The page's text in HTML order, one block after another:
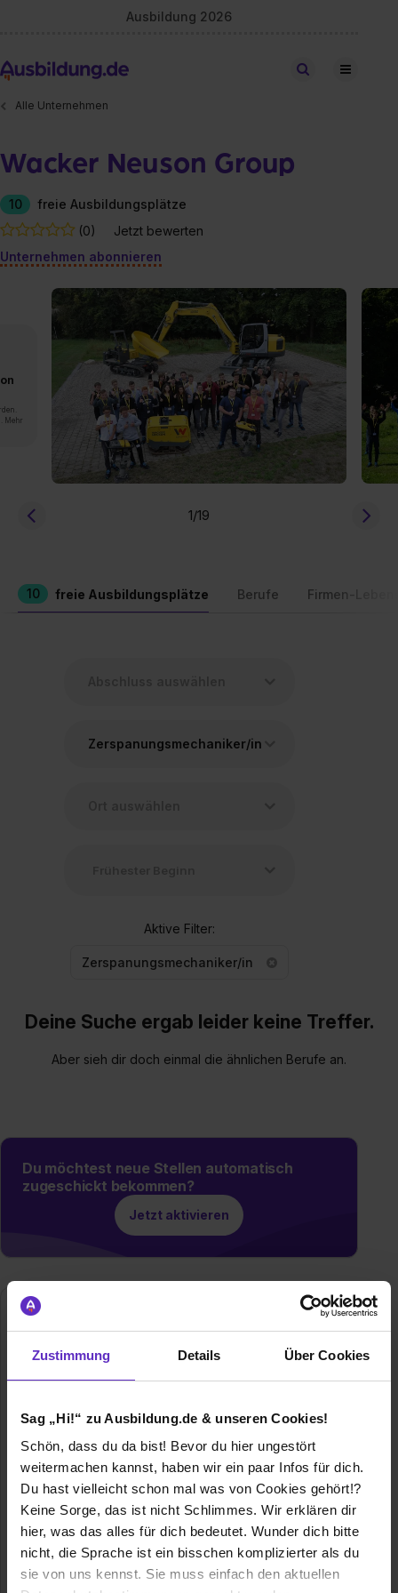
Zustimmung Details Über Cookies
Sag „Hi!“ zu Ausbildung.de & unseren Cookies!
Schön, dass du da bist! Bevor du hier ungestört
weitermachen kannst, haben wir ein paar Infos für dich.
Du hast vielleicht schon mal was von Cookies gehört!?
Keine Sorge, das ist nicht Schlimmes. Wir erklären dir
hier, was das alles für dich bedeutet. Wunder dich bitte
nicht, die Sprache ist ein bisschen komplizierter als du
sie von uns kennst. Sie muss einfach den aktuellen
Ausbildung 2026
Stellen finden
Alle Unternehmen
Wacker Neuson Group
10
freie Ausbildungsplätze
(0)
Jetzt bewerten
Unternehmen abonnieren
Mehr
1/19
10 freie Ausbildungsplätze Berufe Firmen-
Zerspanungsmechaniker/in
Aktive Filter:
Zerspanungsmechaniker/in
Deine Suche ergab leider keine Treffer.
Aber sieh dir doch einmal die ähnlichen Berufe an.
Du möchtest neue Stellen automatisch
zugeschickt bekommen?
Jetzt aktivieren
Wacker Neuson Group
Preußenstraße 41
80809 München
E-Mail anzeigen
Gründungsjahr 1848
Mitarbeiter rund 5.800 weltweit